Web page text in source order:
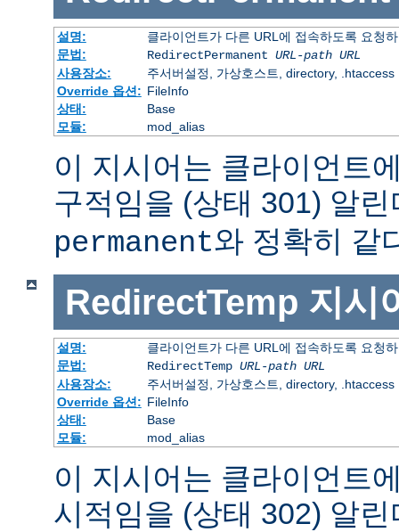
설명:
클라이언트가 다른 URL에 접속하도록 요청
문법:
RedirectPermanent URL-path URL
사용장소:
주서버설정, 가상호스트, directory, .htaccess
Override 옵션: FileInfo
상태:
Base
모듈:
mod_alias
이 지시어는 클라이언트
구적임을 (상태 301) 알
permanent와 정확히 같
RedirectTemp 지시
설명:
클라이언트가 다른 URL에 접속하도록 요청
문법:
RedirectTemp URL-path URL
사용장소:
주서버설정, 가상호스트, directory, .htaccess
Override 옵션: FileInfo
상태:
Base
모듈:
mod_alias
이 지시어는 클라이언트
시적임을 (상태 302) 알